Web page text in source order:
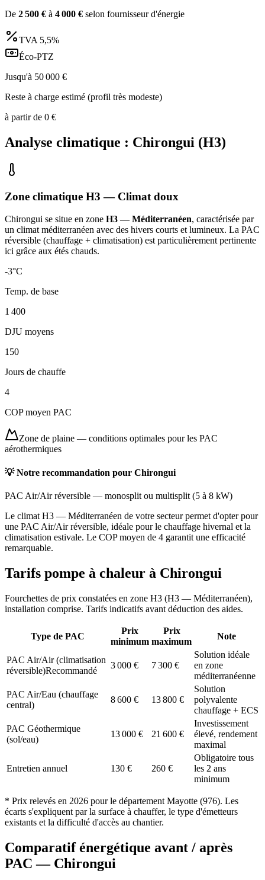
De 2 500 € à 4 000 € selon fournisseur d'énergie
TVA 5,5%
Éco-PTZ
Jusqu'à 50 000 €
Reste à charge estimé (profil très modeste)
à partir de 0 €
Analyse climatique : Chirongui (H3)
Zone climatique H3 — Climat doux
Chirongui se situe en zone H3 — Méditerranéen, caractérisée par
un climat méditerranéen avec des hivers courts et lumineux. La PAC
réversible (chauffage + climatisation) est particulièrement pertinente
ici grâce aux étés chauds.
-3°C
Temp. de base
1 400
DJU moyens
150
Jours de chauffe
4
COP moyen PAC
Zone de plaine — conditions optimales pour les PAC
aérothermiques
💡 Notre recommandation pour Chirongui
PAC Air/Air réversible — monosplit ou multisplit (5 à 8 kW)
Le climat H3 — Méditerranéen de votre secteur permet d'opter pour
une PAC Air/Air réversible, idéale pour le chauffage hivernal et la
climatisation estivale. Le COP moyen de 4 garantit une efficacité
remarquable.
Tarifs pompe à chaleur à Chirongui
Fourchettes de prix constatées en zone H3 (H3 — Méditerranéen),
installation comprise. Tarifs indicatifs avant déduction des aides.
Type de PAC
Prix
minimum
Prix
maximum
Note
PAC Air/Air (climatisation
réversible)Recommandé
3 000 € 7 300 €
Solution idéale
en zone
méditerranéenne
PAC Air/Eau (chauffage
central)
8 600 € 13 800 €
Solution
polyvalente
chauffage + ECS
PAC Géothermique
(sol/eau)
13 000 € 21 600 €
Investissement
élevé, rendement
maximal
Entretien annuel 130 € 260 €
Obligatoire tous
les 2 ans
minimum
* Prix relevés en 2026 pour le département Mayotte (976). Les
écarts s'expliquent par la surface à chauffer, le type d'émetteurs
existants et la difficulté d'accès au chantier.
Comparatif énergétique avant / après
PAC — Chirongui